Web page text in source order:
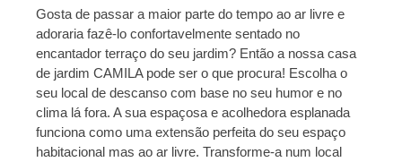
Gosta de passar a maior parte do tempo ao ar livre e
adoraria fazê-lo confortavelmente sentado no
encantador terraço do seu jardim? Então a nossa casa
de jardim CAMILA pode ser o que procura! Escolha o
seu local de descanso com base no seu humor e no
clima lá fora. A sua espaçosa e acolhedora esplanada
funciona como uma extensão perfeita do seu espaço
habitacional mas ao ar livre. Transforme-a num local